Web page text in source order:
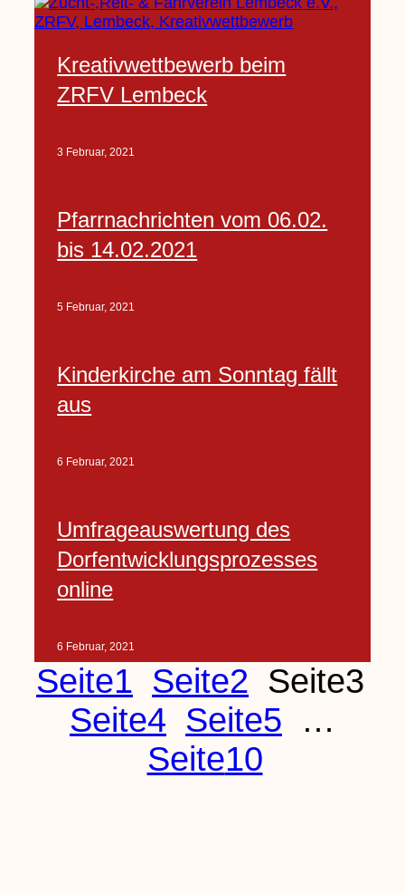
Kreativwettbewerb beim
ZRFV Lembeck
3 Februar, 2021
Pfarrnachrichten vom 06.02.
bis 14.02.2021
5 Februar, 2021
Kinderkirche am Sonntag fällt
aus
6 Februar, 2021
Umfrageauswertung des
Dorfentwicklungsprozesses
online
6 Februar, 2021
Seite1 Seite2 Seite3
Seite4 Seite5
…
Seite10